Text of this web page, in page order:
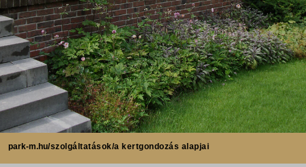
park-m.hu/szolgáltatások/a kertgondozás alapjai